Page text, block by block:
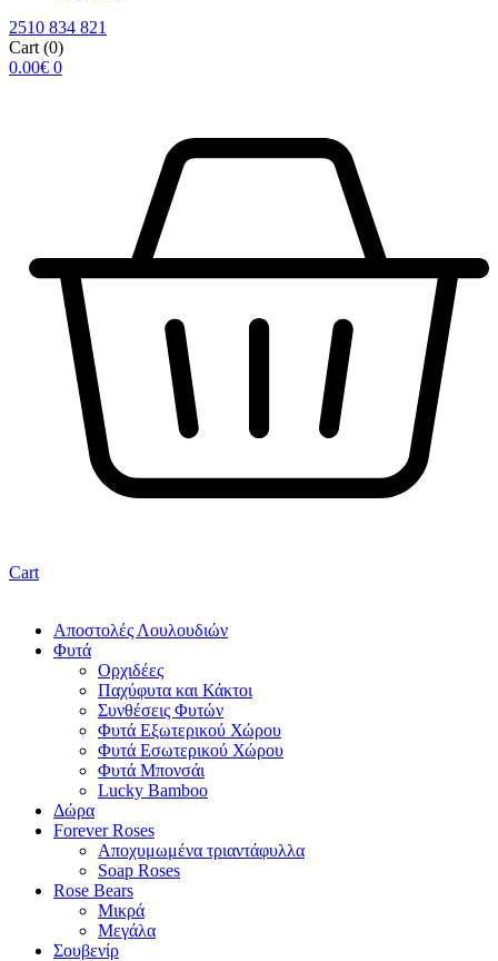
2510 834 821
Cart (0)
0.00€ 0
Cart
Αποστολές Λουλουδιών
Φυτά
Ορχιδέες
Παχύφυτα και Κάκτοι
Συνθέσεις Φυτών
Φυτά Εξωτερικού Χώρου
Φυτά Εσωτερικού Χώρου
Φυτά Μπονσάι
Lucky Bamboo
Δώρα
Forever Roses
Αποχυμωμένα τριαντάφυλλα
Soap Roses
Rose Βears
Μικρά
Μεγάλα
Σουβενίρ